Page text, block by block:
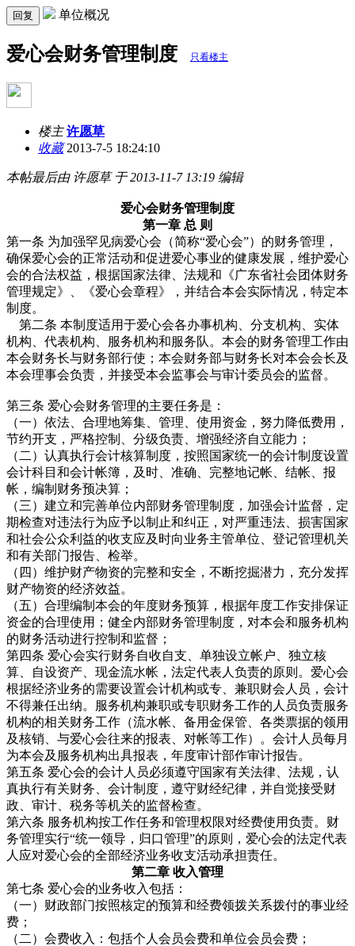
回复 单位概况
爱心会财务管理制度 只看楼主
楼主 许愿草
收藏2013-7-5 18:24:10
本帖最后由 许愿草 于 2013-11-7 13:19 编辑
爱心会财务管理制度
第一章 总 则
第一条 为加强罕见病爱心会（简称“爱心会”）的财务管理，
确保爱心会的正常活动和促进爱心事业的健康发展，维护爱心
会的合法权益，根据国家法律、法规和《广东省社会团体财务
管理规定》、《爱心会章程》，并结合本会实际情况，特定本
制度。
第二条 本制度适用于爱心会各办事机构、分支机构、实体
机构、代表机构、服务机构和服务队。本会的财务管理工作由
本会财务长与财务部行使；本会财务部与财务长对本会会长及
本会理事会负责，并接受本会监事会与审计委员会的监督。
第三条 爱心会财务管理的主要任务是：
（一）依法、合理地筹集、管理、使用资金，努力降低费用，
节约开支，严格控制、分级负责、增强经济自立能力；
（二）认真执行会计核算制度，按照国家统一的会计制度设置
会计科目和会计帐簿，及时、准确、完整地记帐、结帐、报
帐，编制财务预决算；
（三）建立和完善单位内部财务管理制度，加强会计监督，定
期检查对违法行为应予以制止和纠正，对严重违法、损害国家
和社会公众利益的收支应及时向业务主管单位、登记管理机关
和有关部门报告、检举。
（四）维护财产物资的完整和安全，不断挖掘潜力，充分发挥
财产物资的经济效益。
（五）合理编制本会的年度财务预算，根据年度工作安排保证
资金的合理使用；健全内部财务管理制度，对本会和服务机构
的财务活动进行控制和监督；
第四条 爱心会实行财务自收自支、单独设立帐户、独立核
算、自设资产、现金流水帐，法定代表人负责的原则。爱心会
根据经济业务的需要设置会计机构或专、兼职财会人员，会计
不得兼任出纳。服务机构兼职或专职财务工作的人员负责服务
机构的相关财务工作（流水帐、备用金保管、各类票据的领用
及核销、与爱心会往来的报表、对帐等工作）。会计人员每月
为本会及服务机构出具报表，年度审计部作审计报告。
第五条 爱心会的会计人员必须遵守国家有关法律、法规，认
真执行有关财务、会计制度，遵守财经纪律，并自觉接受财
政、审计、税务等机关的监督检查。
第六条 服务机构按工作任务和管理权限对经费使用负责。财
务管理实行“统一领导，归口管理”的原则，爱心会的法定代表
人应对爱心会的全部经济业务收支活动承担责任。
第二章 收入管理
第七条 爱心会的业务收入包括：
（一）财政部门按照核定的预算和经费领拨关系拨付的事业经
费；
（二）会费收入：包括个人会员会费和单位会员会费；